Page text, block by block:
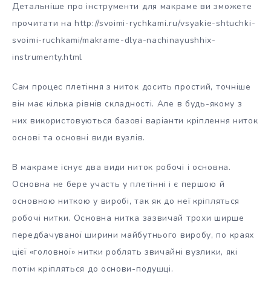
Детальніше про інструменти для макраме ви зможете
прочитати на http://svoimi-rychkami.ru/vsyakie-shtuchki-
svoimi-ruchkami/makrame-dlya-nachinayushhix-
instrumenty.html
Сам процес плетіння з ниток досить простий, точніше
він має кілька рівнів складності. Але в будь-якому з
них використовуються базові варіанти кріплення ниток
основі та основні види вузлів.
В макраме існує два види ниток робочі і основна.
Основна не бере участь у плетінні і є першою й
основною ниткою у виробі, так як до неї кріпляться
робочі нитки. Основна нитка зазвичай трохи ширше
передбачуваної ширини майбутнього виробу, по краях
цієї «головної» нитки роблять звичайні вузлики, які
потім кріпляться до основи-подушці.